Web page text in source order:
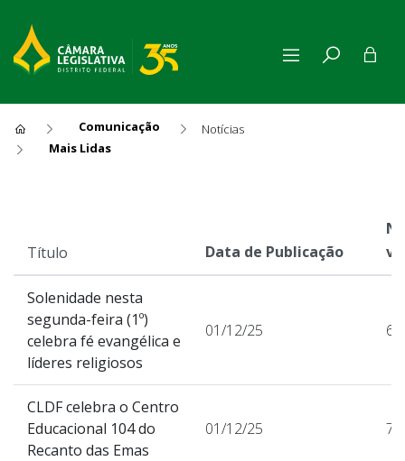
Comunicação
Notícias
Mais Lidas
Título Data de Publicação
Solenidade nesta
segunda-feira (1º)
celebra fé evangélica e
líderes religiosos
01/12/25
CLDF celebra o Centro
Educacional 104 do
Recanto das Emas
01/12/25